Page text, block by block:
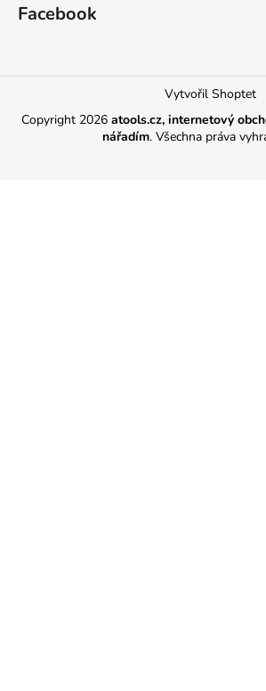
Facebook
Vytvořil Shoptet
Copyright 2026 atools.cz, internetový
nářadím. Všechna práva